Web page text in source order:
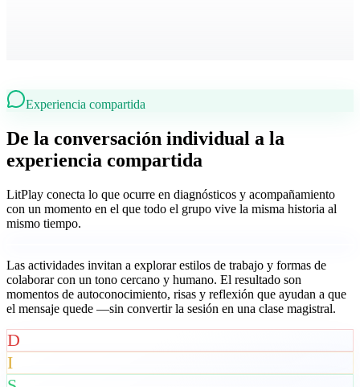
Experiencia compartida
De la conversación individual a la
experiencia compartida
LitPlay conecta lo que ocurre en diagnósticos y acompañamiento
con un momento en el que todo el grupo vive la misma historia al
mismo tiempo.
Las actividades invitan a explorar estilos de trabajo y formas de
colaborar con un tono cercano y humano. El resultado son
momentos de autoconocimiento, risas y reflexión que ayudan a que
el mensaje quede —sin convertir la sesión en una clase magistral.
D
I